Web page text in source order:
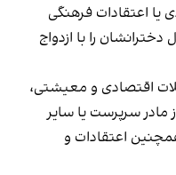
یا اعتقادات فرهنگی
را با ازدواج
اقتصادی و معیشتی،
مادر سرپرست یا سایر
اعتقادات و